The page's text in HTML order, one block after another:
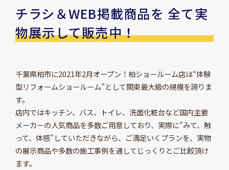
チラシ＆WEB掲載商品を 全て実
物展示して販売中！
千葉県柏市に2021年2月オープン！柏ショールーム店は“体験
型リフォームショールーム”として関東最大級の規模を誇りま
す。
店内ではキッチン、バス、トイレ、洗面化粧台など国内主要
メーカーの人気商品を多数ご用意しており、実際に”みて、触
って、体感”していただきながら、ご満足いくプランを、実物
の展示商品や多数の施工事例を通してじっくりとご比較頂け
ます。